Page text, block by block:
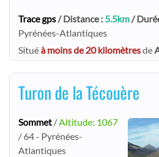
Trace gps/ Distance : 5.5km/
Pyrénées-Atlantiques
Situéà moins de 20 kilomètresde
Turon de la Técouère
Sommet /Altitude: 1067
/ 64 - Pyrénées-
Atlantiques